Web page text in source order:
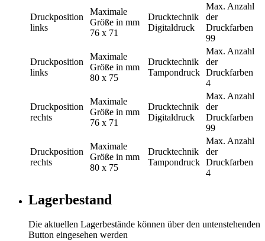
Druckposition
links
Maximale
Größe in mm
76 x 71
Drucktechnik
Digitaldruck
Max. Anzahl
der
Druckfarben
99
Druckposition
links
Maximale
Größe in mm
80 x 75
Drucktechnik
Tampondruck
Max. Anzahl
der
Druckfarben
4
Druckposition
rechts
Maximale
Größe in mm
76 x 71
Drucktechnik
Digitaldruck
Max. Anzahl
der
Druckfarben
99
Druckposition
rechts
Maximale
Größe in mm
80 x 75
Drucktechnik
Tampondruck
Max. Anzahl
der
Druckfarben
4
Lagerbestand
Die aktuellen Lagerbestände können über den untenstehenden
Button eingesehen werden